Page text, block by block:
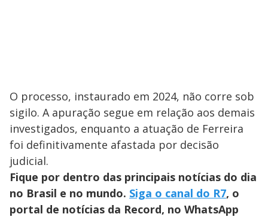
O processo, instaurado em 2024, não corre sob
sigilo. A apuração segue em relação aos demais
investigados, enquanto a atuação de Ferreira
foi definitivamente afastada por decisão
judicial.
Fique por dentro das principais notícias do dia
no Brasil e no mundo. Siga o canal do R7, o
portal de notícias da Record, no WhatsApp